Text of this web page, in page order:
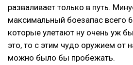
разваливает только в путь.
максимальный боезапас всего
которые улетают ну очень уж
это, то с этим чудо оружием от
можно было бы пробежать.